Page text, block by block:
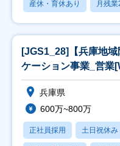
産休・育休あり 月残
[JGS1_28]【兵庫地
ケーション事業_営業
兵庫県
600万~800万
正社員採用 土日祝休み